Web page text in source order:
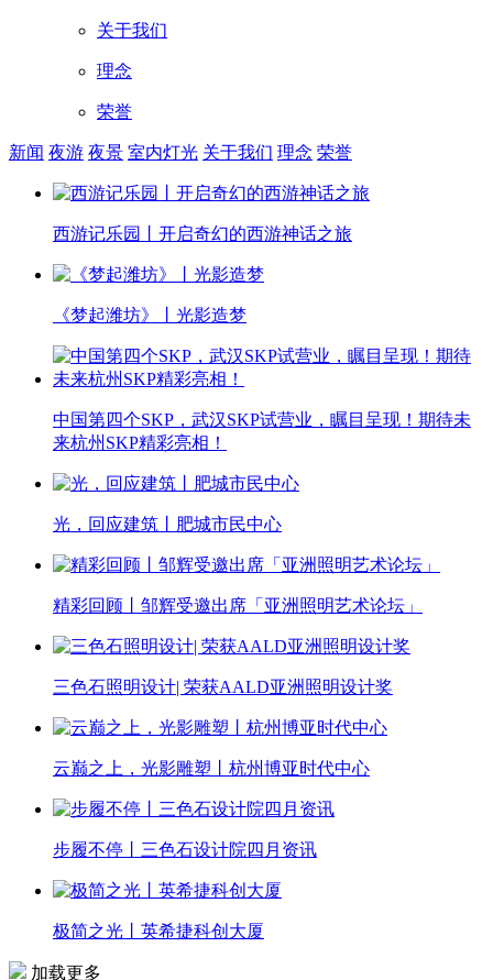
关于我们
理念
荣誉
新闻 夜游 夜景 室内灯光 关于我们 理念 荣誉
西游记乐园丨开启奇幻的西游神话之旅
《梦起潍坊》丨光影造梦
中国第四个SKP，武汉SKP试营业，瞩目呈现！期待未
来杭州SKP精彩亮相！
光，回应建筑丨肥城市民中心
精彩回顾丨邹辉受邀出席「亚洲照明艺术论坛」
三色石照明设计| 荣获AALD亚洲照明设计奖
云巅之上，光影雕塑丨杭州博亚时代中心
步履不停丨三色石设计院四月资讯
极简之光丨英希捷科创大厦
加载更多